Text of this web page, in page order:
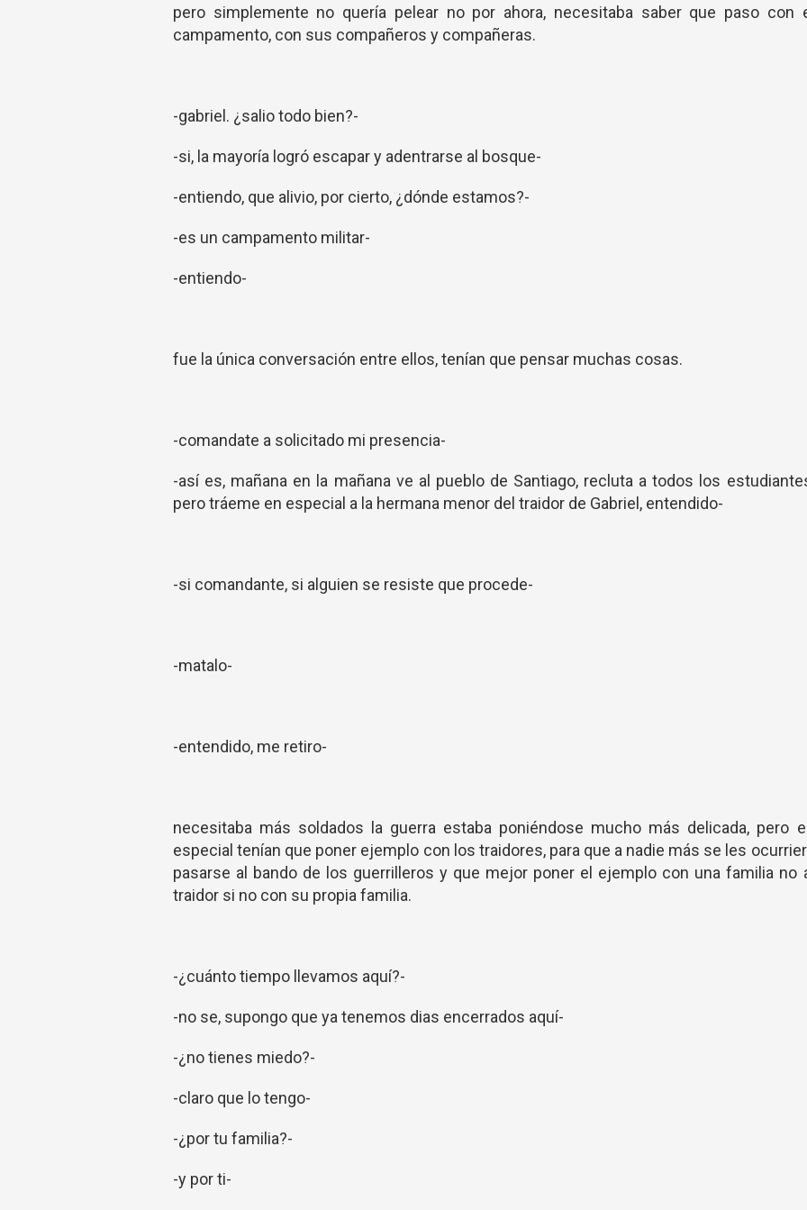
pero simplemente no quería pelear no por ahora, necesitaba saber que paso con
campamento, con sus compañeros y compañeras.
-gabriel. ¿salio todo bien?-
-si, la mayoría logró escapar y adentrarse al bosque-
-entiendo, que alivio, por cierto, ¿dónde estamos?-
-es un campamento militar-
-entiendo-
fue la única conversación entre ellos, tenían que pensar muchas cosas.
-comandate a solicitado mi presencia-
-así es, mañana en la mañana ve al pueblo de Santiago, recluta a todos los
pero tráeme en especial a la hermana menor del traidor de Gabriel, entendido-
-si comandante, si alguien se resiste que procede-
-matalo-
-entendido, me retiro-
necesitaba más soldados la guerra estaba poniéndose mucho más delicada, pero
especial tenían que poner ejemplo con los traidores, para que a nadie más se les
pasarse al bando de los guerrilleros y que mejor poner el ejemplo con una familia no
traidor si no con su propia familia.
-¿cuánto tiempo llevamos aquí?-
-no se, supongo que ya tenemos dias encerrados aquí-
-¿no tienes miedo?-
-claro que lo tengo-
-¿por tu familia?-
-y por ti-